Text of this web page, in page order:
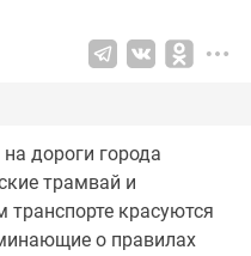
дороги города
трамвай и
красуются
о правилах